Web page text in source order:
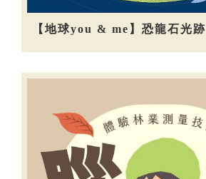
【地球you & me】恐龍石光跡